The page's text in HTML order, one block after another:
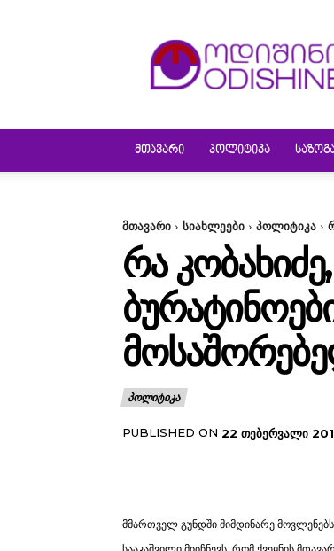
ᲛᲗᲐᲕᲐᲠᲘ ᲞᲝᲚᲘᲢᲘᲙᲐ
მთავარი სიახლეები პოლიტიკა
ᲠᲐ
ᲞᲝᲚᲘᲢᲘᲙᲐ
PUBLISHED ON 22 ᲗᲔᲑᲔᲠᲕᲐᲚᲘ
მმართველ გუნდში მიმდინარე